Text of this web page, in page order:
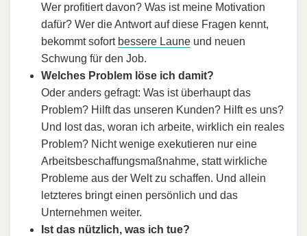
Wer profitiert davon? Was ist meine Motivation
dafür? Wer die Antwort auf diese Fragen kennt,
bekommt sofort bessere Laune und neuen
Schwung für den Job.
Welches Problem löse ich damit?
Oder anders gefragt: Was ist überhaupt das
Problem? Hilft das unseren Kunden? Hilft es uns?
Und lost das, woran ich arbeite, wirklich ein reales
Problem? Nicht wenige exekutieren nur eine
Arbeitsbeschaffungsmaßnahme, statt wirkliche
Probleme aus der Welt zu schaffen. Und allein
letzteres bringt einen persönlich und das
Unternehmen weiter.
Ist das nützlich, was ich tue?